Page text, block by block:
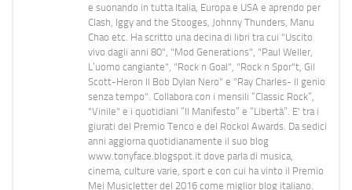
e suonando in tutta Italia, Europa e USA e aprendo per
Clash, Iggy and the Stooges, Johnny Thunders, Manu
Chao etc. Ha scritto una decina di libri tra cui "Uscito
vivo dagli anni 80", "Mod Generations", "Paul Weller,
L’uomo cangiante", "Rock n Goal", "Rock n Spor"t, Gil
Scott-Heron Il Bob Dylan Nero" e "Ray Charles- Il genio
senza tempo". Collabora con i mensili “Classic Rock”,
"Vinile" e i quotidiani “Il Manifesto” e “Libertà”. E' tra i
giurati del Premio Tenco e del Rockol Awards. Da sedici
anni aggiorna quotidianamente il suo blog
www.tonyface.blogspot.it dove parla di musica,
cinema, culture varie, sport e con cui ha vinto il Premio
Mei Musicletter del 2016 come miglior blog italiano.